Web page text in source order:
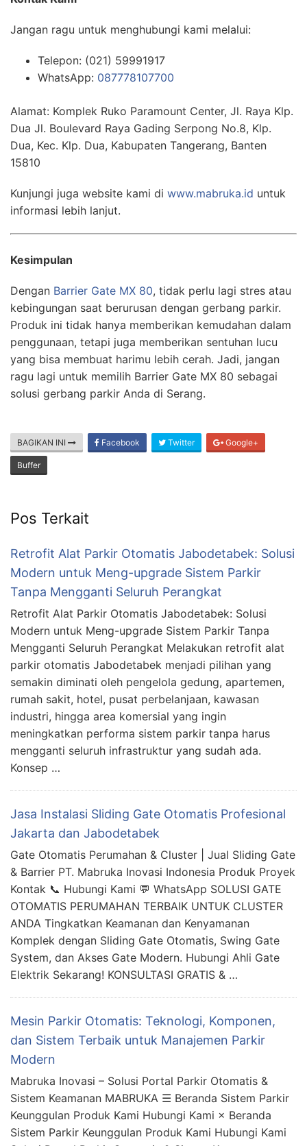
Jangan ragu untuk menghubungi kami melalui:
Telepon: (021) 59991917
WhatsApp: 087778107700
Alamat: Komplek Ruko Paramount Center, Jl. Raya Klp.
Dua Jl. Boulevard Raya Gading Serpong No.8, Klp.
Dua, Kec. Klp. Dua, Kabupaten Tangerang, Banten
15810
Kunjungi juga website kami di www.mabruka.id untuk
informasi lebih lanjut.
Kesimpulan
Dengan Barrier Gate MX 80, tidak perlu lagi stres atau
kebingungan saat berurusan dengan gerbang parkir.
Produk ini tidak hanya memberikan kemudahan dalam
penggunaan, tetapi juga memberikan sentuhan lucu
yang bisa membuat harimu lebih cerah. Jadi, jangan
ragu lagi untuk memilih Barrier Gate MX 80 sebagai
solusi gerbang parkir Anda di Serang.
BAGIKAN INI Facebook Twitter Google+
Buffer
Pos Terkait
Retrofit Alat Parkir Otomatis Jabodetabek: Solusi
Modern untuk Meng-upgrade Sistem Parkir
Tanpa Mengganti Seluruh Perangkat
Retrofit Alat Parkir Otomatis Jabodetabek: Solusi
Modern untuk Meng-upgrade Sistem Parkir Tanpa
Mengganti Seluruh Perangkat Melakukan retrofit alat
parkir otomatis Jabodetabek menjadi pilihan yang
semakin diminati oleh pengelola gedung, apartemen,
rumah sakit, hotel, pusat perbelanjaan, kawasan
industri, hingga area komersial yang ingin
meningkatkan performa sistem parkir tanpa harus
mengganti seluruh infrastruktur yang sudah ada.
Konsep …
Jasa Instalasi Sliding Gate Otomatis Profesional
Jakarta dan Jabodetabek
Gate Otomatis Perumahan & Cluster | Jual Sliding Gate
& Barrier PT. Mabruka Inovasi Indonesia Produk Proyek
Kontak 📞 Hubungi Kami 💬 WhatsApp SOLUSI GATE
OTOMATIS PERUMAHAN TERBAIK UNTUK CLUSTER
ANDA Tingkatkan Keamanan dan Kenyamanan
Komplek dengan Sliding Gate Otomatis, Swing Gate
System, dan Akses Gate Modern. Hubungi Ahli Gate
Elektrik Sekarang! KONSULTASI GRATIS & …
Mesin Parkir Otomatis: Teknologi, Komponen,
dan Sistem Terbaik untuk Manajemen Parkir
Modern
Mabruka Inovasi – Solusi Portal Parkir Otomatis &
Sistem Keamanan MABRUKA ☰ Beranda Sistem Parkir
Keunggulan Produk Kami Hubungi Kami × Beranda
Sistem Parkir Keunggulan Produk Kami Hubungi Kami